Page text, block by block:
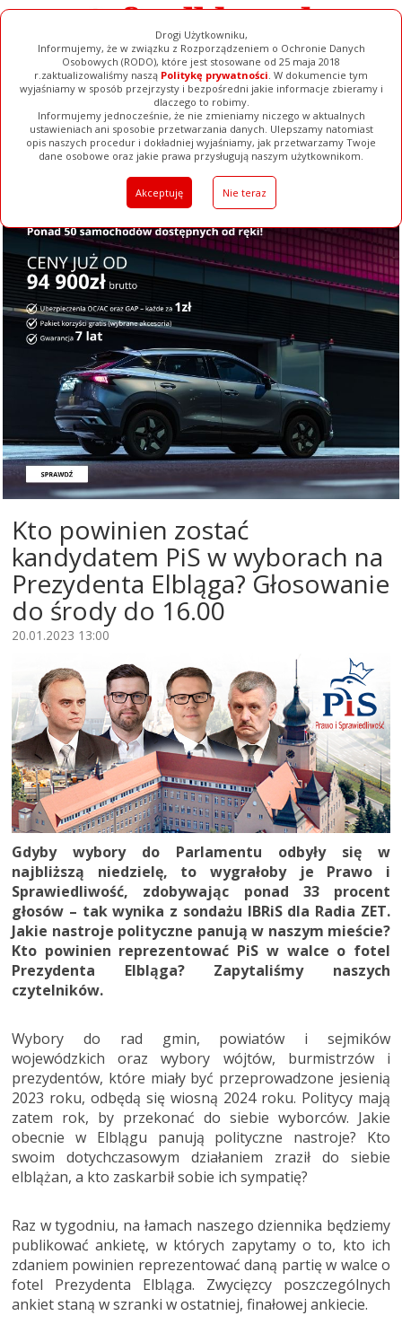
Drogi Użytkowniku,
Informujemy, że w związku z Rozporządzeniem o Ochronie Danych
Osobowych (RODO), które jest stosowane od 25 maja 2018
r.zaktualizowaliśmy naszą Politykę prywatności. W dokumencie tym
wyjaśniamy w sposób przejrzysty i bezpośredni jakie informacje zbieramy i
dlaczego to robimy.
Informujemy jednocześnie, że nie zmieniamy niczego w aktualnych
ustawieniach ani sposobie przetwarzania danych. Ulepszamy natomiast
opis naszych procedur i dokładniej wyjaśniamy, jak przetwarzamy Twoje
dane osobowe oraz jakie prawa przysługują naszym użytkownikom.
Akceptuję Nie teraz
Ogłoszenia Filmy Galerie Baza Firm Pełna Wersja
Kto powinien zostać
kandydatem PiS w wyborach na
Prezydenta Elbląga? Głosowanie
do środy do 16.00
20.01.2023 13:00
Gdyby wybory do Parlamentu odbyły się w
najbliższą niedzielę, to wygrałoby je Prawo i
Sprawiedliwość, zdobywając ponad 33 procent
głosów – tak wynika z sondażu IBRiS dla Radia ZET.
Jakie nastroje polityczne panują w naszym mieście?
Kto powinien reprezentować PiS w walce o fotel
Prezydenta Elbląga? Zapytaliśmy naszych
czytelników.
Wybory do rad gmin, powiatów i sejmików
wojewódzkich oraz wybory wójtów, burmistrzów i
prezydentów, które miały być przeprowadzone jesienią
2023 roku, odbędą się wiosną 2024 roku. Politycy mają
zatem rok, by przekonać do siebie wyborców. Jakie
obecnie w Elblągu panują polityczne nastroje? Kto
swoim dotychczasowym działaniem zraził do siebie
elblążan, a kto zaskarbił sobie ich sympatię?
Raz w tygodniu, na łamach naszego dziennika będziemy
publikować ankietę, w których zapytamy o to, kto ich
zdaniem powinien reprezentować daną partię w walce o
fotel Prezydenta Elbląga. Zwycięzcy poszczególnych
ankiet staną w szranki w ostatniej, finałowej ankiecie.